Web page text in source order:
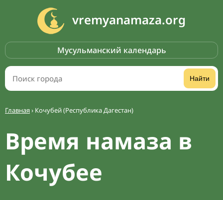
vremyanamaza.org
Мусульманский календарь
Найти
Главная› Кочубей (Республика Дагестан)
Время намаза в
Кочубее